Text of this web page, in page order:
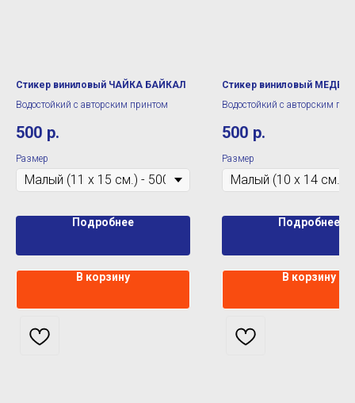
Стикер виниловый ЧАЙКА БАЙКАЛ
Водостойкий с авторским принтом
500 р.
Размер
Подробнее
В корзину
Стикер виниловый
Водостойкий с авторским
500 р.
Размер
Подробнее
В корзину